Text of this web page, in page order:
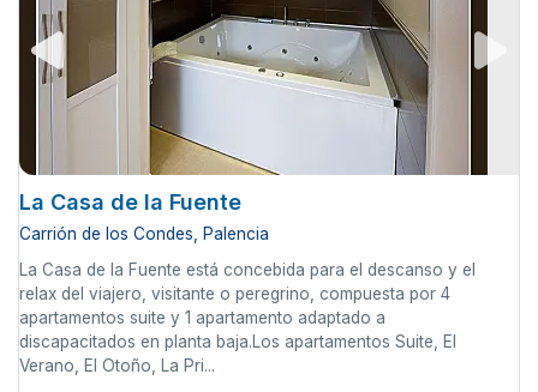
La Casa de la Fuente
Carrión de los Condes, Palencia
La Casa de la Fuente está concebida para el descanso y el
relax del viajero, visitante o peregrino, compuesta por 4
apartamentos suite y 1 apartamento adaptado a
discapacitados en planta baja.Los apartamentos Suite, El
Verano, El Otoño, La Pri...